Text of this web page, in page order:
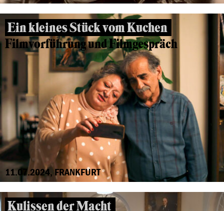
Ein kleines Stück vom Kuchen
Filmvorführung und Filmgespräch
11.07.2024, FRANKFURT
Kulissen der Macht